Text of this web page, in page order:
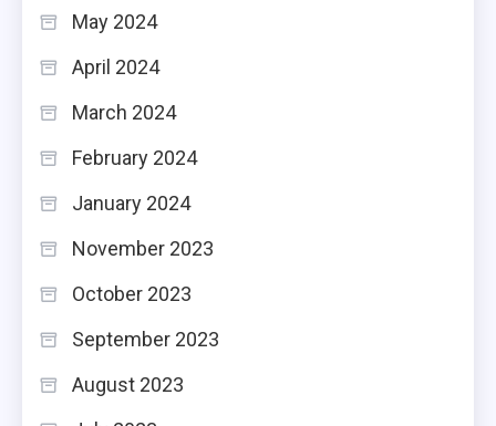
May 2024
April 2024
March 2024
February 2024
January 2024
November 2023
October 2023
September 2023
August 2023